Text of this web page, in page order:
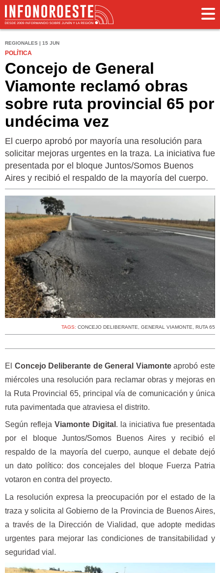
REGIONALES | 15 JUN
POLÍTICA
Concejo de General
Viamonte reclamó obras
sobre ruta provincial 65 por
undécima vez
El cuerpo aprobó por mayoría una resolución para
solicitar mejoras urgentes en la traza. La iniciativa fue
presentada por el bloque Juntos/Somos Buenos
Aires y recibió el respaldo de la mayoría del cuerpo.
TAGS: CONCEJO DELIBERANTE, GENERAL VIAMONTE, RUTA 65
El Concejo Deliberante de General Viamonteaprobó este
miércoles una resolución para reclamar obras y mejoras en
la Ruta Provincial 65, principal vía de comunicación y única
ruta pavimentada que atraviesa el distrito.
Según refleja Viamonte Digital . la iniciativa fue presentada
por el bloque Juntos/Somos Buenos Aires y recibió el
respaldo de la mayoría del cuerpo, aunque el debate dejó
un dato político: dos concejales del bloque Fuerza Patria
votaron en contra del proyecto.
La resolución expresa la preocupación por el estado de la
traza y solicita al Gobierno de la Provincia de Buenos Aires,
a través de la Dirección de Vialidad, que adopte medidas
urgentes para mejorar las condiciones de transitabilidad y
seguridad vial.